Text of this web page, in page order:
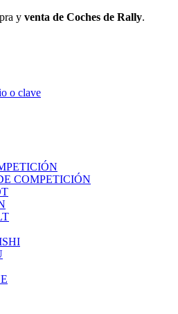
y venta de Coches de Rally.
o clave
COMPETICIÓN